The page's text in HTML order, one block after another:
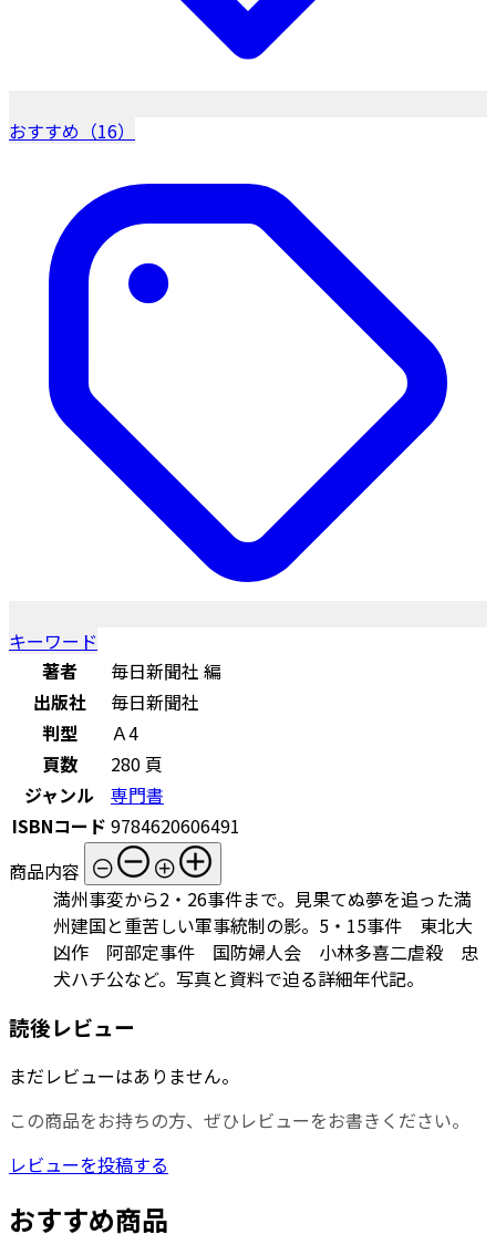
おすすめ（16）
キーワード
著者
毎日新聞社 編
出版社
毎日新聞社
判型
Ａ4
頁数
280 頁
ジャンル
専門書
ISBNコード 9784620606491
商品内容
満州事変から2・26事件まで。見果てぬ夢を追った満
州建国と重苦しい軍事統制の影。5・15事件 東北大
凶作 阿部定事件 国防婦人会 小林多喜二虐殺 忠
犬ハチ公など。写真と資料で迫る詳細年代記。
読後レビュー
まだレビューはありません。
この商品をお持ちの方、ぜひレビューをお書きください。
レビューを投稿する
おすすめ商品